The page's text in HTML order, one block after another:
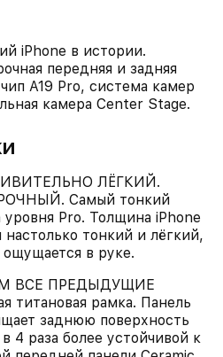
iPhone в истории.
передняя и задняя
A19 Pro, система камер
камера Center Stage.
ЛЁГКИЙ.
Самый тонкий
уровня Pro. Толщина iPhone
тонкий и лёгкий,
ощущается в руке.
ВСЕ ПРЕДЫДУЩИЕ
титановая рамка. Панель
заднюю поверхность
4 раза более устойчивой к